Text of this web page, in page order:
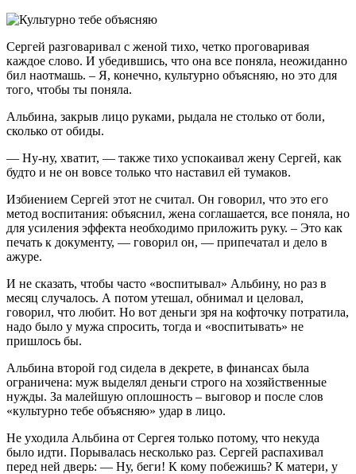
Сергей разговаривал с женой тихо, четко проговаривая
каждое слово. И убедившись, что она все поняла, неожиданно
бил наотмашь. – Я, конечно, культурно объясняю, но это для
того, чтобы ты поняла.
Альбина, закрыв лицо руками, рыдала не столько от боли,
сколько от обиды.
— Ну-ну, хватит, — также тихо успокаивал жену Сергей, как
будто и не он вовсе только что наставил ей тумаков.
Избиением Сергей этот не считал. Он говорил, что это его
метод воспитания: объяснил, жена соглашается, все поняла, но
для усиления эффекта необходимо приложить руку. – Это как
печать к документу, — говорил он, — припечатал и дело в
ажуре.
И не сказать, чтобы часто «воспитывал» Альбину, но раз в
месяц случалось. А потом утешал, обнимал и целовал,
говорил, что любит. Но вот деньги зря на кофточку потратила,
надо было у мужа спросить, тогда и «воспитывать» не
пришлось бы.
Альбина второй год сидела в декрете, в финансах была
ограничена: муж выделял деньги строго на хозяйственные
нужды. За малейшую оплошность – выговор и после слов
«культурно тебе объясняю» удар в лицо.
Не уходила Альбина от Сергея только потому, что некуда
было идти. Порывалась несколько раз. Сергей распахивал
перед ней дверь: — Ну, беги! К кому побежишь? К матери, у